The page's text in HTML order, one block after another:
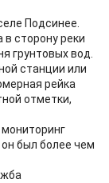
Подсинее.
в сторону реки
грунтовых вод.
станции или
рейка
отметки,
был более чем